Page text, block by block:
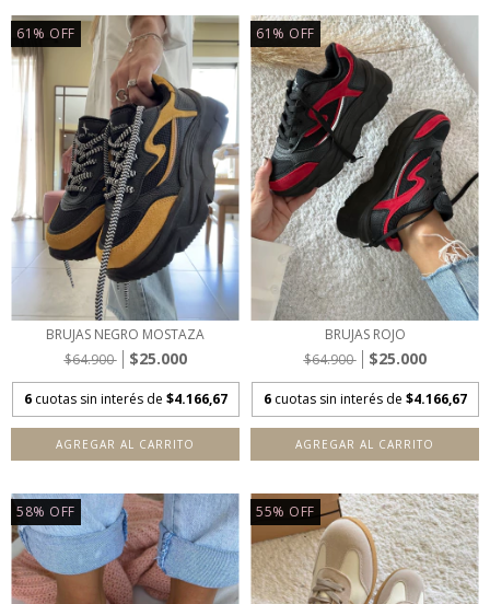
61 % OFF
BRUJAS NEGRO MOSTAZA
$64.900
$25.000
6 cuotas sin interés de $4.166,67
AGREGAR AL CARRITO
61 % OFF
BRUJAS ROJO
$64.900
$25.000
6 cuotas sin interés de $4.166,67
AGREGAR AL CARRITO
58% OFF 55% OFF